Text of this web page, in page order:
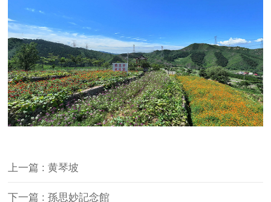
上一篇 : 黄琴坡
下一篇 : 孫思妙記念館